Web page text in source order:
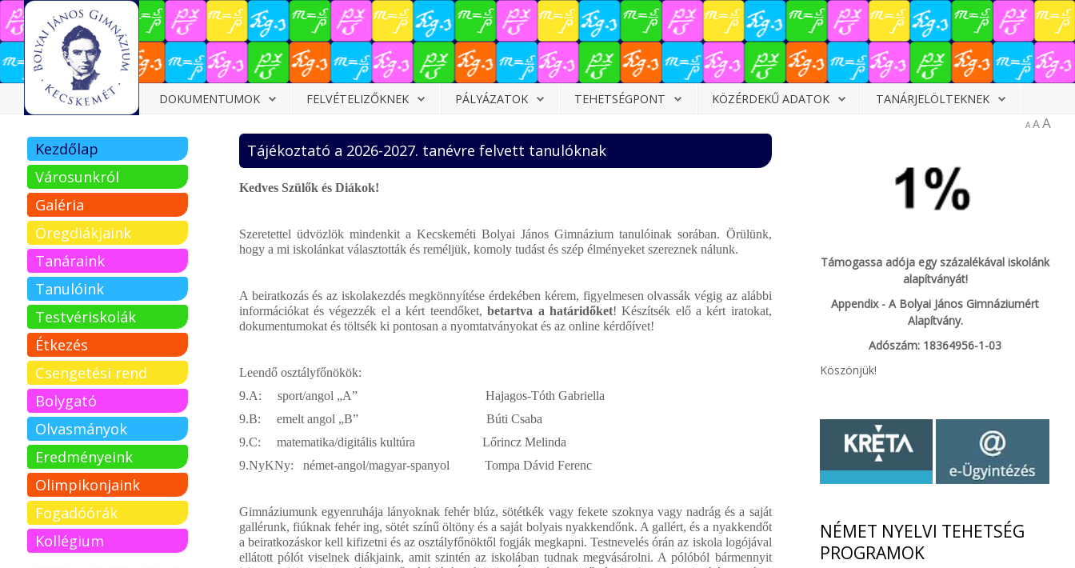
Dokumentumok
Felvételizőknek
Pályázatok
Tehetségpont
Közérdekű
adatok
Tanárjelölteknek
DOKUMENTUMOK FELVÉTELIZŐKNEK PÁLYÁZATOK TEHETSÉGPONT KÖZÉRDEKŰ ADATOK TANÁRJELÖLTEKNEK
A AA
Tájékoztató a 2026-2027. tanévre felvett tanulóknak
Kedves Szülők és Diákok!
Szeretettel üdvözlök mindenkit a Kecskeméti Bolyai János Gimnázium tanulóinak sorában. Örülünk,
hogy a mi iskolánkat választották és reméljük, komoly tudást és szép élményeket szereznek nálunk.
A beiratkozás és az iskolakezdés megkönnyítése érdekében kérem, figyelmesen olvassák végig az alábbi
információkat és végezzék el a kért teendőket,betartva a határidőket! Készítsék elő a kért iratokat,
dokumentumokat és töltsék ki pontosan a nyomtatványokat és az online kérdőívet!
Leendő osztályfőnökök:
9.A: sport/angol „A” Hajagos-Tóth Gabriella
9.B: emelt angol „B” Búti Csaba
9.C: matematika/digitális kultúra Lőrincz Melinda
9.NyKNy: német-angol/magyar-spanyol Tompa Dávid Ferenc
Gimnáziumunk egyenruhája lányoknak fehér blúz, sötétkék vagy fekete szoknya vagy nadrág és a saját
gallérunk, fiúknak fehér ing, sötét színű öltöny és a saját bolyais nyakkendőnk. A gallért, és a nyakkendőt
a beiratkozáskor kell kifizetni és az osztályfőnöktől fogják megkapni. Testnevelés órán az iskola logójával
ellátott pólót viselnek diákjaink, amit szintén az iskolában tudnak megvásárolni. A pólóból bármennyit
Kezdőlap
Városunkról
Galéria
Öregdiákjaink
Tanáraink
Tanulóink
Testvériskolák
Étkezés
Csengetési rend
Bolygató
Olvasmányok
Eredményeink
Olimpikonjaink
Fogadóórák
Kollégium
Támogassa adója egy százalékával iskolánk
alapítványát!
Appendix - A Bolyai János Gimnáziumért
Alapítvány.
Adószám: 18364956-1-03
Köszönjük!
NÉMET NYELVI TEHETSÉG
PROGRAMOK